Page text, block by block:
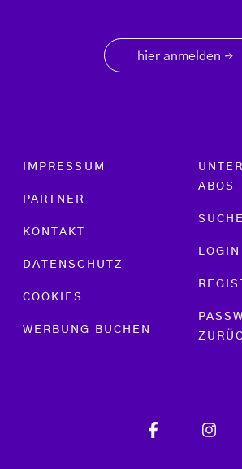
hier anmelden →
Footer menu
IMPRESSUM
PARTNER
KONTAKT
DATENSCHUTZ
COOKIES
WERBUNG BUCHEN
ABOS
SUCHE
LOGIN